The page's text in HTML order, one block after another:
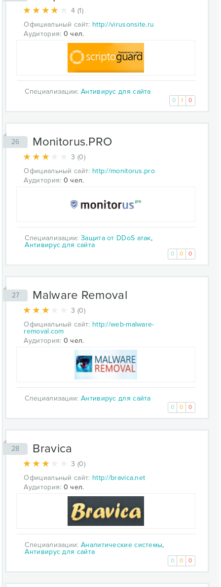
4 (1)
Официальный сайт: http://virusonsite.ru
Аудитория: 0 чел.
Специализации: Антивирус для сайта
0 1 0
26 Monitorus.PRO
3 (0)
Официальный сайт: http://monitorus.pro
Аудитория: 0 чел.
Специализации: Защита от DDoS атак,
Антивирус для сайта
0 0 0
27 Malware Removal
3 (0)
Официальный сайт: http://web-malware-
removal.com
Аудитория: 0 чел.
Специализации: Антивирус для сайта
0 0 0
28 Bravica
3 (0)
Официальный сайт: http://bravica.net
Аудитория: 0 чел.
Специализации: Аналитические системы,
Антивирус для сайта
0 0 0